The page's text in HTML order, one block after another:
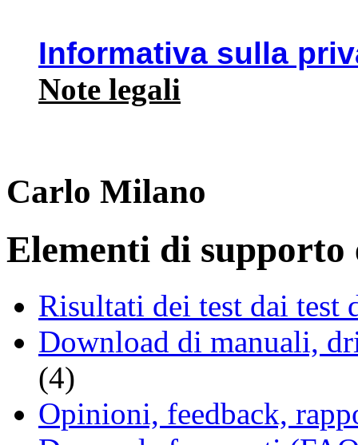
Informativa sulla
Note legali
Carlo Milano
Elementi di supporto
Risultati dei test dai
Download di manuali,
(4)
Opinioni, feedback,